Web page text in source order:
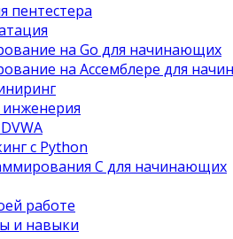
пентестера
на Go для начинающих
на Ассемблере для
с Python
С для начинающих
работе
и навыки